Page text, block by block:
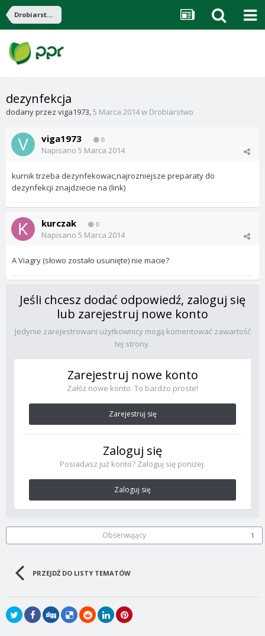
Drobiarstwo
dezynfekcja
dodany przez viga1973,5 Marca 2014w Drobiarstwo
viga1973 0
Napisano 5 Marca 2014
kurnik trzeba dezynfekowac,najrozniejsze preparaty do
dezynfekcji znajdziecie na (link)
kurczak 0
Napisano 5 Marca 2014
A Viagry (słowo zostało usunięte) nie macie?
Jeśli chcesz dodać odpowiedź, zaloguj się
lub zarejestruj nowe konto
Jedynie zarejestrowani użytkownicy mogą komentować zawartość
tej strony.
Zarejestruj nowe konto
Załóż nowe konto. To bardzo proste!
Zarejestruj się
Zaloguj się
Posiadasz już konto? Zaloguj się poniżej.
Zaloguj się
Obserwujący 1
PRZEJDŹ DO LISTY TEMATÓW